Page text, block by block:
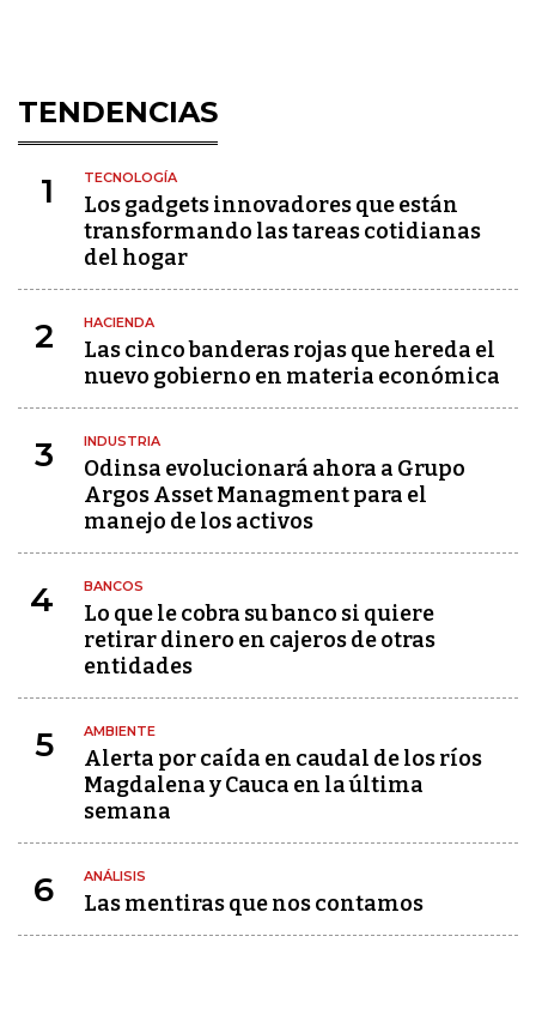
TENDENCIAS
1 TECNOLOGÍA
Los gadgets innovadores que están
transformando las tareas cotidianas
del hogar
2 HACIENDA
Las cinco banderas rojas que hereda el
nuevo gobierno en materia económica
3 INDUSTRIA
Odinsa evolucionará ahora a Grupo
Argos Asset Managment para el
manejo de los activos
4 BANCOS
Lo que le cobra su banco si quiere
retirar dinero en cajeros de otras
entidades
5 AMBIENTE
Alerta por caída en caudal de los ríos
Magdalena y Cauca en la última
semana
6 ANÁLISIS
Las mentiras que nos contamos